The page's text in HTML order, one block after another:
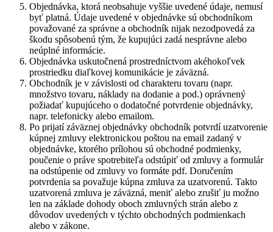
Objednávka, ktorá neobsahuje vyššie uvedené údaje, nemusí
byť platná. Údaje uvedené v objednávke sú obchodníkom
považované za správne a obchodník nijak nezodpovedá za
škodu spôsobenú tým, že kupujúci zadá nesprávne alebo
neúplné informácie.
Objednávka uskutočnená prostredníctvom akéhokoľvek
prostriedku diaľkovej komunikácie je záväzná.
Obchodník je v závislosti od charakteru tovaru (napr.
množstvo tovaru, náklady na dodanie a pod.) oprávnený
požiadať kupujúceho o dodatočné potvrdenie objednávky,
napr. telefonicky alebo emailom.
Po prijatí záväznej objednávky obchodník potvrdí uzatvorenie
kúpnej zmluvy elektronickou poštou na email zadaný v
objednávke, ktorého prílohou sú obchodné podmienky,
poučenie o práve spotrebiteľa odstúpiť od zmluvy a formulár
na odstúpenie od zmluvy vo formáte pdf. Doručením
potvrdenia sa považuje kúpna zmluva za uzatvorenú. Takto
uzatvorená zmluva je záväzná, meniť alebo zrušiť ju možno
len na základe dohody oboch zmluvných strán alebo z
dôvodov uvedených v týchto obchodných podmienkach
alebo v zákone.